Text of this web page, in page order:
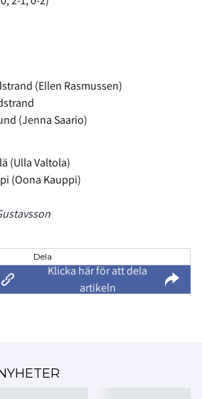
(Ellen Rasmussen)
(Jenna Saario)
(Ulla Valtola)
(Oona Kauppi)
Dela
Klicka här för att dela
artikeln